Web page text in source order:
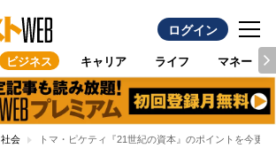
ログイン
ビジネス キャリア ライフ マネー
社会 トマ・ピケティ『21世紀の資本』のポイントを今更